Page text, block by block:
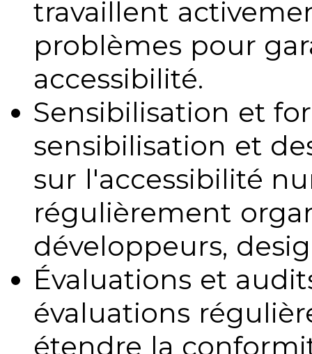
travaillent
problèmes pour
accessibilité.
Sensibilisation et
sensibilisation et
sur l'accessibilité
régulièrement
développeurs,
Évaluations et
évaluations
étendre la